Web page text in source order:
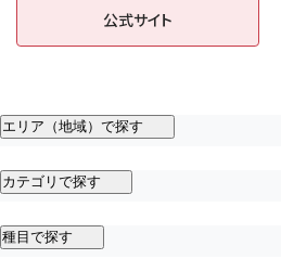
公式サイト（新しいタブで開きます）
エリア（地域）で探す
カテゴリで探す
種目で探す